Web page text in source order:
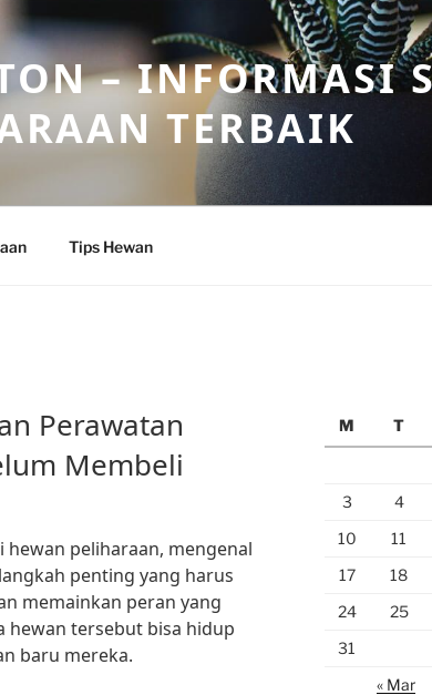
– INFORMASI
TERBAIK
Tips Hewan
Perawatan
Membeli
peliharaan, mengenal
penting yang harus
memainkan peran yang
hewan tersebut bisa hidup
baru mereka.
M
T
3
4
10
11
17
18
24
25
31
« Mar